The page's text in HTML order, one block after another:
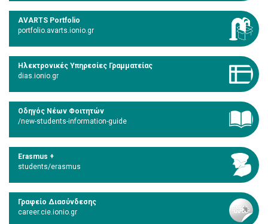
AVARTS Portfolio
portfolio.avarts.ionio.gr
Ηλεκτρονικές Υπηρεσίες Γραμματείας
dias.ionio.gr
Οδηγός Νέων Φοιτητών
/new-students-information-guide
Erasmus +
students/erasmus
Γραφείο Διασύνδεσης
career.cie.ionio.gr